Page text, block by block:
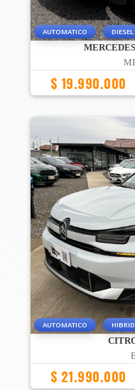
AUTOMATICO DIESEL
$ 19.990.000
AUTOMATICO
$ 21.990.000